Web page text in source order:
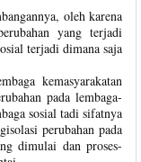
oleh karena
yang terjadi
terjadi dimana saja
kemasyarakatan
pada lembaga-
sosial tadi sifatnya
perubahan pada
dimulai dan proses-